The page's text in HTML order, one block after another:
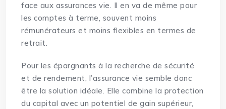
face aux assurances vie. Il en va de même pour
les comptes à terme, souvent moins
rémunérateurs et moins flexibles en termes de
retrait.
Pour les épargnants à la recherche de sécurité
et de rendement, l’assurance vie semble donc
être la solution idéale. Elle combine la protection
du capital avec un potentiel de gain supérieur,